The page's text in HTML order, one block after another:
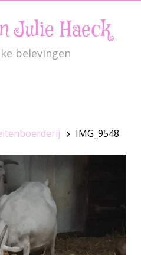
Julie Haeck
belevingen
IMG_9548